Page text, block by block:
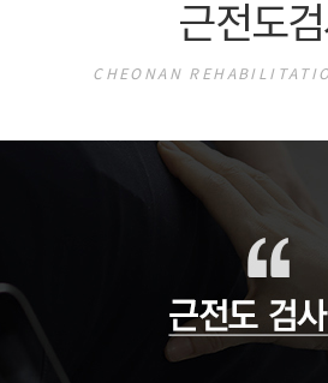
근전도
CHEONAN